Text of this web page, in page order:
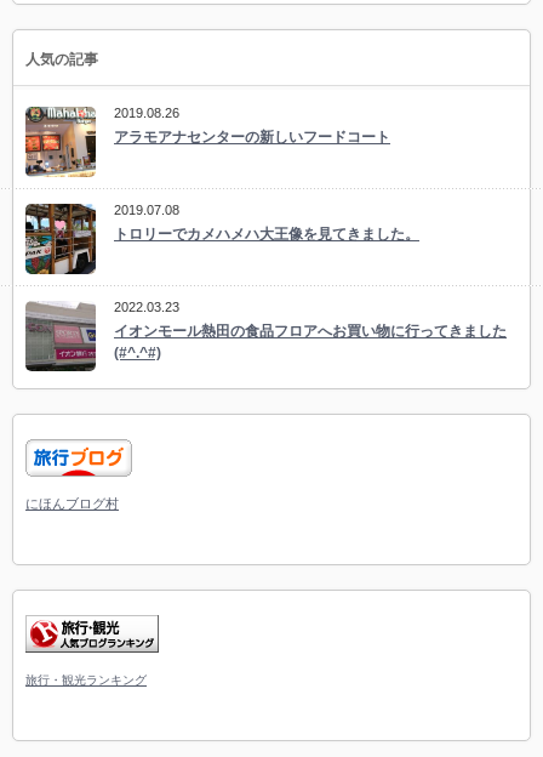
人気の記事
2019.08.26
アラモアナセンターの新しいフードコート
2019.07.08
トロリーでカメハメハ大王像を見てきました。
2022.03.23
イオンモール熱田の食品フロアへお買い物に行ってきました
(#^.^#)
にほんブログ村
旅行・観光ランキング